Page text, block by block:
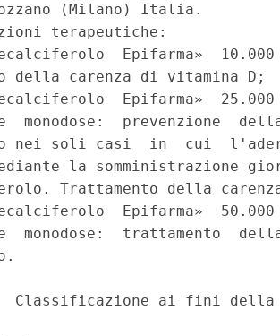
(Milano) Italia.
terapeutiche:
Epifarma»
della carenza di vitamina D;
Epifarma»
monodose:  prevenzione
nei soli casi  in  cui
la somministrazione
Trattamento della
Epifarma»
monodose:  trattamento
Classificazione ai fini